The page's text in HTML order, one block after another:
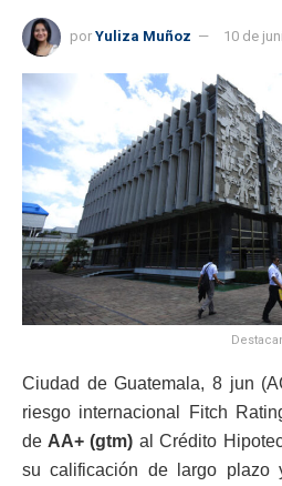
por Yuliza Muñoz 10 de
Ciudad de Guatemala, 8 jun
riesgo internacional Fitch
de AA+ (gtm) al Crédito
su calificación de largo plazo